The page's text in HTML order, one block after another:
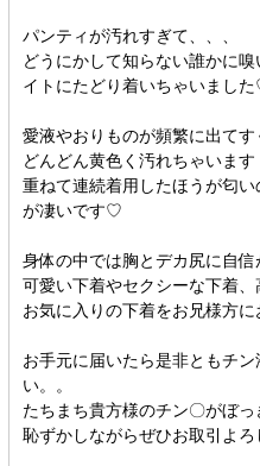
パンティが汚れすぎて、、、
どうにかして知らない誰かに
イトにたどり着いちゃいまし
愛液やおりものが頻繁に出て
どんどん黄色く汚れちゃいます
重ねて連続着用したほうが匂
が凄いです♡
身体の中では胸とデカ尻に自
可愛い下着やセクシーな下着
お気に入りの下着をお兄様方
お手元に届いたら是非ともチ
い。。
たちまち貴方様のチン〇がぼ
恥ずかしながらぜひお取引よ